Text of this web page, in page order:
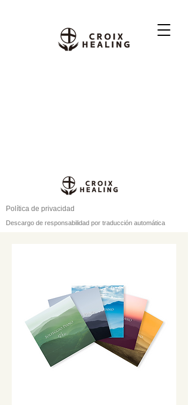
Política de privacidad
Descargo de responsabilidad por traducción automática